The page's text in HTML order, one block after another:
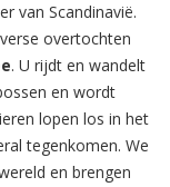
van Scandinavië.
overtochten
. U rijdt en wandelt
en wordt
lopen los in het
tegenkomen. We
en brengen